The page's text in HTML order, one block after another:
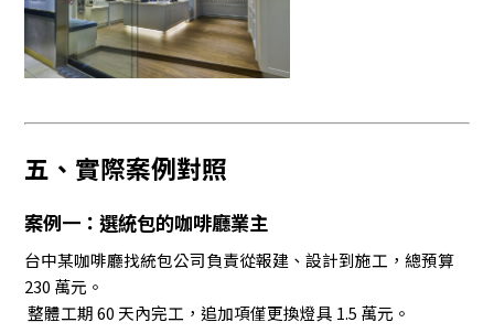
五、實際案例對照
案例一：選統包的咖啡廳業主
台中某咖啡廳找統包公司負責從報建、設計到施工，總預算
230 萬元。
整體工期 60 天內完工，追加項僅更換燈具 1.5 萬元。